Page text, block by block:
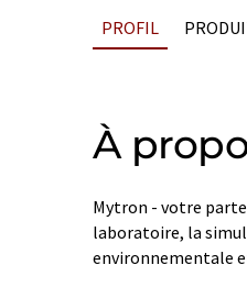
PROFIL
À
Mytron - votre
laboratoire, la
environnementale